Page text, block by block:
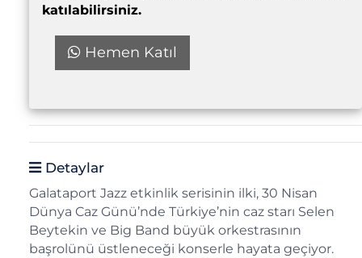
katılabilirsiniz.
Hemen Katıl
Detaylar
Galataport Jazz etkinlik serisinin ilki, 30 Nisan
Dünya Caz Günü’nde Türkiye’nin caz starı Selen
Beytekin ve Big Band büyük orkestrasının
başrolünü üstleneceği konserle hayata geçiyor.